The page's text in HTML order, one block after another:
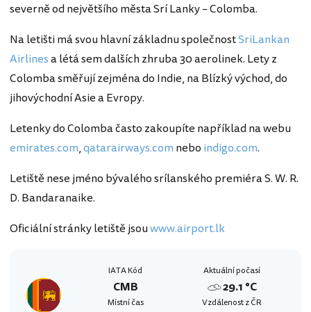
severně od největšího města Srí Lanky – Colomba.
Na letišti má svou hlavní základnu společnostSriLankan
Airlinesa létá sem dalších zhruba 30 aerolinek. Lety z
Colomba směřují zejména do Indie, na Blízký východ, do
jihovýchodní Asie a Evropy.
Letenky do Colomba často zakoupíte například na webu
emirates.com,qatarairways.com nebo indigo.com.
Letiště nese jméno bývalého srílanského premiéra S. W. R.
D. Bandaranaike.
Oficiální stránky letiště jsouwww.airport.lk
IATA Kód
CMB
Aktuální počasí
29.1 °C
Místní čas Vzdálenost z ČR